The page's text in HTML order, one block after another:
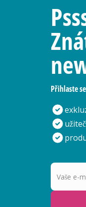
Přihlaste
Vaše e-